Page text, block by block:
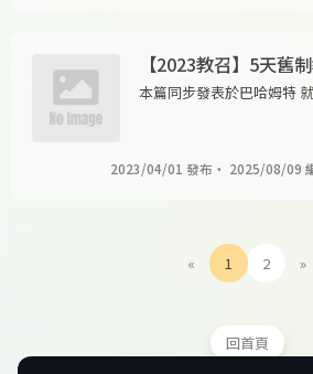
【2023教召】5天舊
本篇同步發表於巴哈姆特
一次教召時早已預料到兩
2023/04/01 發布 ・ 2025/08/09
« 1 2 »
回首頁